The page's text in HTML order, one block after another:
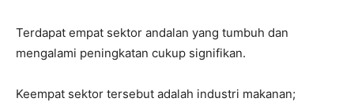
Terdapat empat sektor andalan yang tumbuh dan
mengalami peningkatan cukup signifikan.
Keempat sektor tersebut adalah industri makanan;